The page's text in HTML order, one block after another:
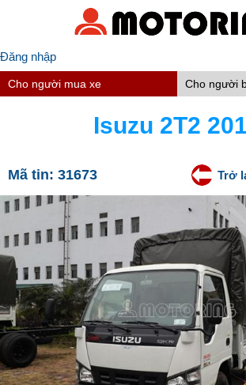
Đăng nhập
Cho người mua xe Cho người
Isuzu 2T2
Mã tin: 31673 Trở